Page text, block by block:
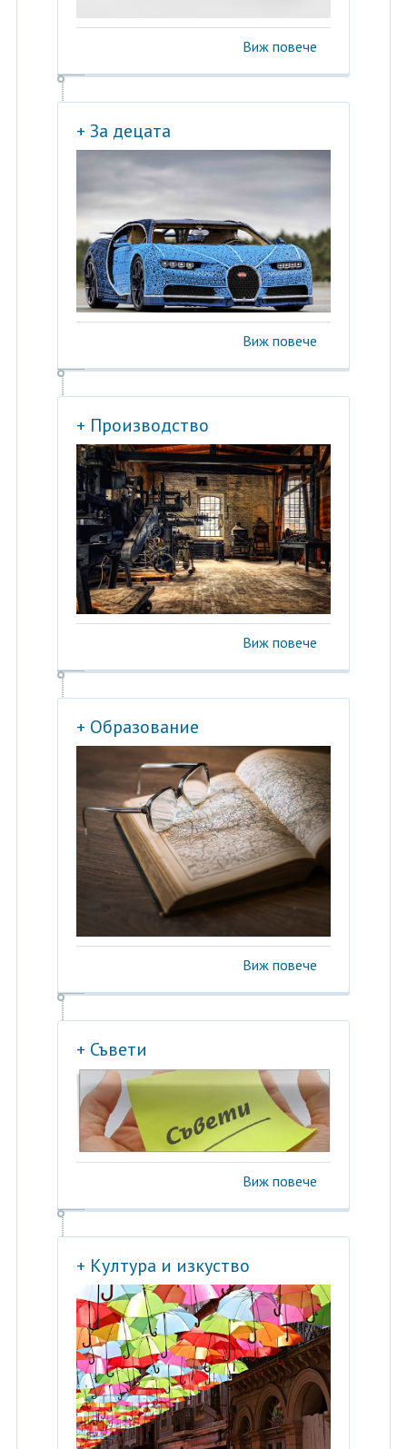
Виж повече
+ За децата
Виж повече
+ Производство
Виж повече
+ Образование
Виж повече
+ Съвети
Виж повече
+ Култура и изкуство